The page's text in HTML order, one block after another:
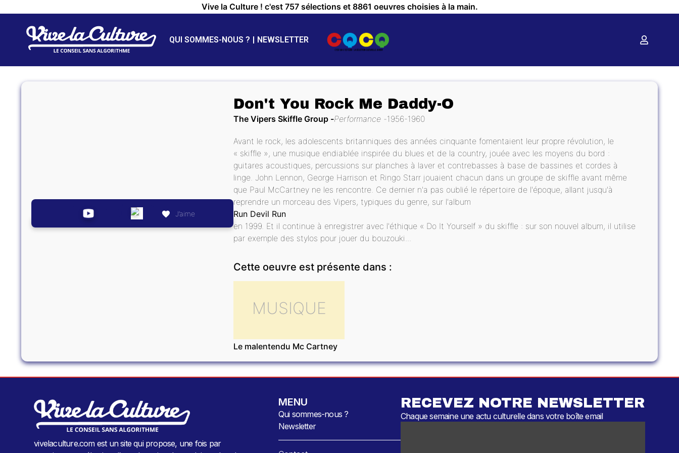
Vive la Culture ! c'est 757 sélections et 8861 oeuvres choisies à la main.
QUI SOMMES-NOUS ? NEWSLETTER
J’aime
Don't You Rock Me Daddy-O
The Vipers Skiffle Group Performance 1956-1960
Avant le rock, les adolescents britanniques des années cinquante fomentaient leur propre révolution, le
« skiffle », une musique endiablée inspirée du blues et de la country, jouée avec les moyens du bord :
guitares acoustiques, percussions sur planches à laver et contrebasses à base de bassines et cordes à
linge. John Lennon, George Harrison et Ringo Starr jouaient chacun dans un groupe de skiffle avant même
que Paul McCartney ne les rencontre. Ce dernier n'a pas oublié le répertoire de l'époque, allant jusqu'à
reprendre un morceau des Vipers, typiques du genre, sur l'album
Run Devil Run
en 1999. Et il continue à enregistrer avec l'éthique « Do It Yourself » du skiffle : sur son nouvel album, il utilise
par exemple des stylos pour jouer du bouzouki...
Cette oeuvre est présente dans :
MUSIQUE
Le malentendu Mc Cartney
vivelaculture.com est un site qui propose, une fois par
MENU
Qui sommes-nous ?
Newsletter
RECEVEZ NOTRE NEWSLETTER
Chaque semaine une actu culturelle dans votre boîte email